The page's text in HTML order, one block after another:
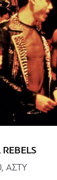
ΑΣΤY